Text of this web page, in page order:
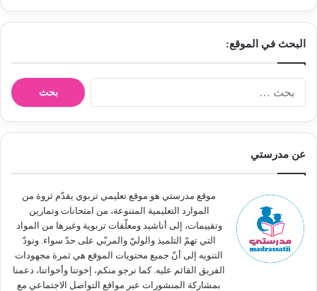
البحث في الموقع:
ن
عن مدرستي
موقع مدرستي هو موقع تعليمي تربوي يقدّم ثروة من
الموارد التعليمية المتنوعة، من امتحانات وتمارين
وتقييمات، إلى أناشيد ومعلّقات تربوية وغيرها من المواد
التي تهمّ التلميذ والوليّ والمربّي على حدّ سواء. ونودّ
التنويه إلى أنّ جميع محتويات الموقع هي ثمرة مجهودات
الفريق القائم عليه. كما نرجو منكم، إخوتنا وأخواتنا، دعمنا
بمشاركة المنشورات عبر مواقع التواصل الاجتماعي مع